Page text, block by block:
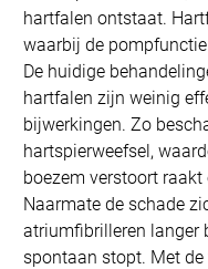
hartfalen ontstaat.
waarbij de
De huidige
hartfalen zijn weinig
bijwerkingen. Zo
hartspierweefsel,
boezem verstoort
Naarmate de schade
atriumfibrilleren langer
spontaan stopt. Met